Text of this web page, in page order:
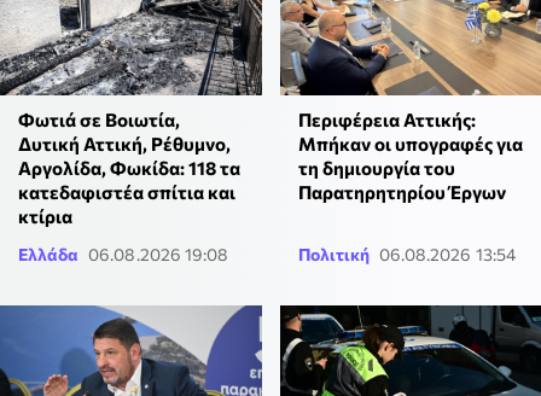
Φωτιά σε Βοιωτία,
Δυτική Αττική, Ρέθυμνο,
Αργολίδα, Φωκίδα: 118 τα
κατεδαφιστέα σπίτια και
κτίρια
Ελλάδα 06.08.2026 19:08
Περιφέρεια Αττικής:
Μπήκαν οι υπογραφές για
τη δημιουργία του
Παρατηρητηρίου Έργων
Πολιτική 06.08.2026 13:54